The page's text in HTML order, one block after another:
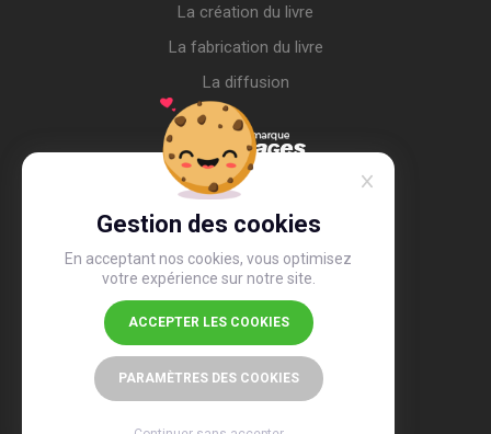
Gestion des cookies
En acceptant nos cookies, vous optimisez
votre expérience sur notre site.
ACCEPTER LES COOKIES
PARAMÈTRES DES COOKIES
La création du livre
La fabrication du livre
La diffusion
4,4